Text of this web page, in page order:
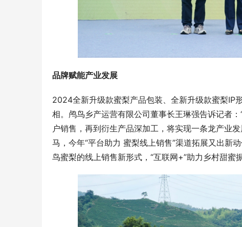
品牌赋能产业发展
2024全新升级款蜜梨产品包装、全新升级款蜜梨IP
相。鸬鸟乡产运营有限公司董事长王琳强告诉记者
户销售，再到衍生产品深加工，将实现一条龙产业
马，今年“平台助力 蜜梨线上销售”渠道拓展又出新
鸟蜜梨的线上销售新形式，“互联网+”助力乡村甜蜜振